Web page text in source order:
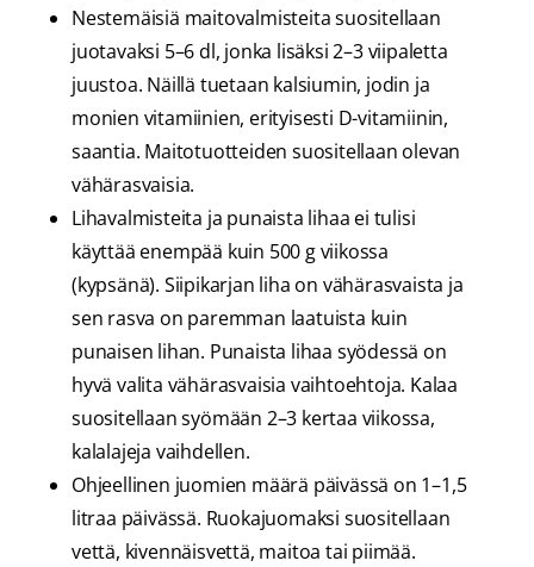
Nestemäisiä maitovalmisteita suositellaan
juotavaksi 5–6 dl, jonka lisäksi 2–3 viipaletta
juustoa. Näillä tuetaan kalsiumin, jodin ja
monien vitamiinien, erityisesti D-vitamiinin,
saantia. Maitotuotteiden suositellaan olevan
vähärasvaisia.
Lihavalmisteita ja punaista lihaa ei tulisi
käyttää enempää kuin 500 g viikossa
(kypsänä). Siipikarjan liha on vähärasvaista ja
sen rasva on paremman laatuista kuin
punaisen lihan. Punaista lihaa syödessä on
hyvä valita vähärasvaisia vaihtoehtoja. Kalaa
suositellaan syömään 2–3 kertaa viikossa,
kalalajeja vaihdellen.
Ohjeellinen juomien määrä päivässä on 1–1,5
litraa päivässä. Ruokajuomaksi suositellaan
vettä, kivennäisvettä, maitoa tai piimää.